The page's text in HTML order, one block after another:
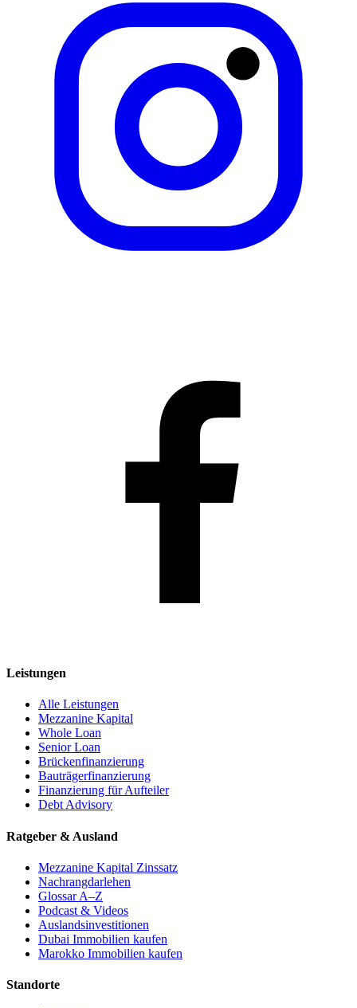
Leistungen
Alle Leistungen
Mezzanine Kapital
Whole Loan
Senior Loan
Brückenfinanzierung
Bauträgerfinanzierung
Finanzierung für Aufteiler
Debt Advisory
Ratgeber & Ausland
Mezzanine Kapital Zinssatz
Nachrangdarlehen
Glossar A–Z
Podcast & Videos
Auslandsinvestitionen
Dubai Immobilien kaufen
Marokko Immobilien kaufen
Standorte